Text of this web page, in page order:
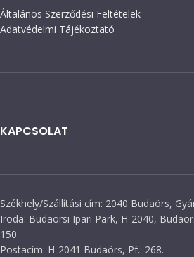
Általános Szerződési Feltételek
Adatvédelmi Tájékoztató
KAPCSOLAT
Székhely/Szállítási cím: 2040 Budaörs,
Iroda: Budaörsi Ipari Park, H-2040,
150.
Postacím: H-2041 Budaörs, Pf.: 268.